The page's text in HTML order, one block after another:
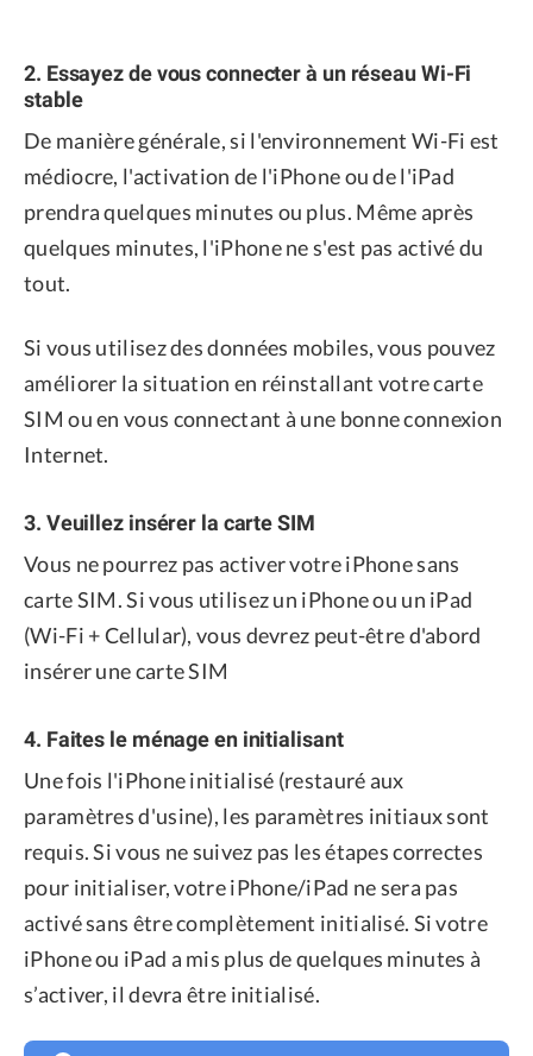
2. Essayez de vous connecter à un réseau Wi-Fi
stable
De manière générale, si l'environnement Wi-Fi est
médiocre, l'activation de l'iPhone ou de l'iPad
prendra quelques minutes ou plus. Même après
quelques minutes, l'iPhone ne s'est pas activé du
tout.
Si vous utilisez des données mobiles, vous pouvez
améliorer la situation en réinstallant votre carte
SIM ou en vous connectant à une bonne connexion
Internet.
3. Veuillez insérer la carte SIM
Vous ne pourrez pas activer votre iPhone sans
carte SIM. Si vous utilisez un iPhone ou un iPad
(Wi-Fi + Cellular), vous devrez peut-être d'abord
insérer une carte SIM
4. Faites le ménage en initialisant
Une fois l'iPhone initialisé (restauré aux
paramètres d'usine), les paramètres initiaux sont
requis. Si vous ne suivez pas les étapes correctes
pour initialiser, votre iPhone/iPad ne sera pas
activé sans être complètement initialisé. Si votre
iPhone ou iPad a mis plus de quelques minutes à
s’activer, il devra être initialisé.